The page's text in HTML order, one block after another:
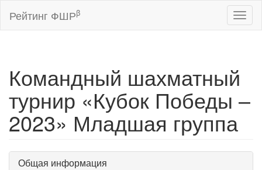
Рейтинг ФШРβ
Командный шахматный
турнир «Кубок Победы –
2023» Младшая группа
Общая информация